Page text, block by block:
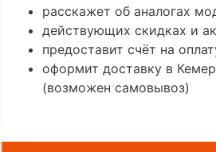
расскажет об аналогах
действующих скидках и
предоставит счёт на
оформит доставку в
(возможен самовывоз)